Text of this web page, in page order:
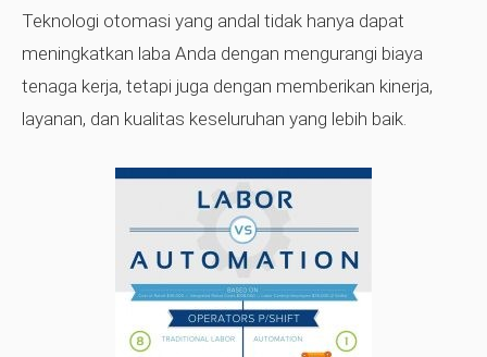
Teknologi otomasi yang andal tidak hanya dapat
meningkatkan laba Anda dengan mengurangi biaya
tenaga kerja, tetapi juga dengan memberikan kinerja,
layanan, dan kualitas keseluruhan yang lebih baik.